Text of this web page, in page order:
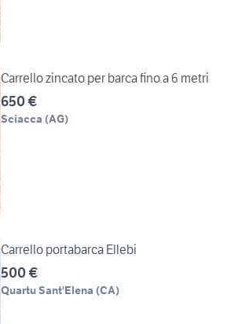
Carrello zincato per barca fino a 6 metri
650 €
Sciacca (AG)
Carrello portabarca Ellebi
500 €
Quartu Sant'Elena (CA)